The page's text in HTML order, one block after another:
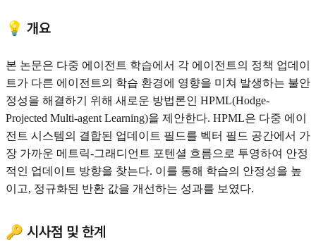
💡 개요
본 논문은 다중 에이전트 학습에서 각 에이전트의 정책 업데이
트가 다른 에이전트의 학습 환경에 영향을 미쳐 발생하는 불안
정성을 해결하기 위해 새로운 방법론인 HPML(Hodge-
Projected Multi-agent Learning)을 제안한다. HPML은 다중 에이
전트 시스템의 결합된 업데이트 필드를 벡터 필드 공간에서 가
장 가까운 메트릭-그래디언트 포텐셜 흐름으로 투영하여 안정
적인 업데이트 방향을 찾는다. 이를 통해 학습의 안정성을 높
이고, 정규화된 반환 값을 개선하는 성과를 보였다.
🔑 시사점 및 한계